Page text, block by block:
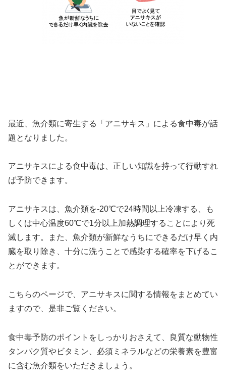
最近、魚介類に寄生する「アニサキス」による食中毒が話
題となりました。
アニサキスによる食中毒は、正しい知識を持って行動すれ
ば予防できます。
アニサキスは、魚介類を-20℃で24時間以上冷凍する、も
しくは中心温度60℃で1分以上加熱調理することにより死
滅します。また、魚介類が新鮮なうちにできるだけ早く内
臓を取り除き、十分に洗うことで感染する確率を下げるこ
とができます。
こちらのページで、アニサキスに関する情報をまとめてい
ますので、是非ご覧ください。
食中毒予防のポイントをしっかりおさえて、良質な動物性
タンパク質やビタミン、必須ミネラルなどの栄養素を豊富
に含む魚介類をいただきましょう。